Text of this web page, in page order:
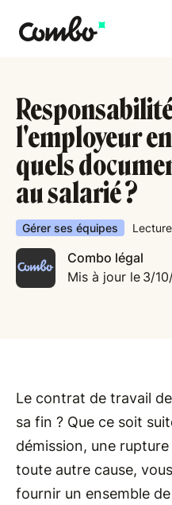
l'employeur
quels
au salarié ?
Gérer ses équipes Lecture
Combo légal
Mis à jour le 3/
Le contrat de travail
sa fin ? Que ce soit
démission, une
toute autre cause,
fournir un ensemble de